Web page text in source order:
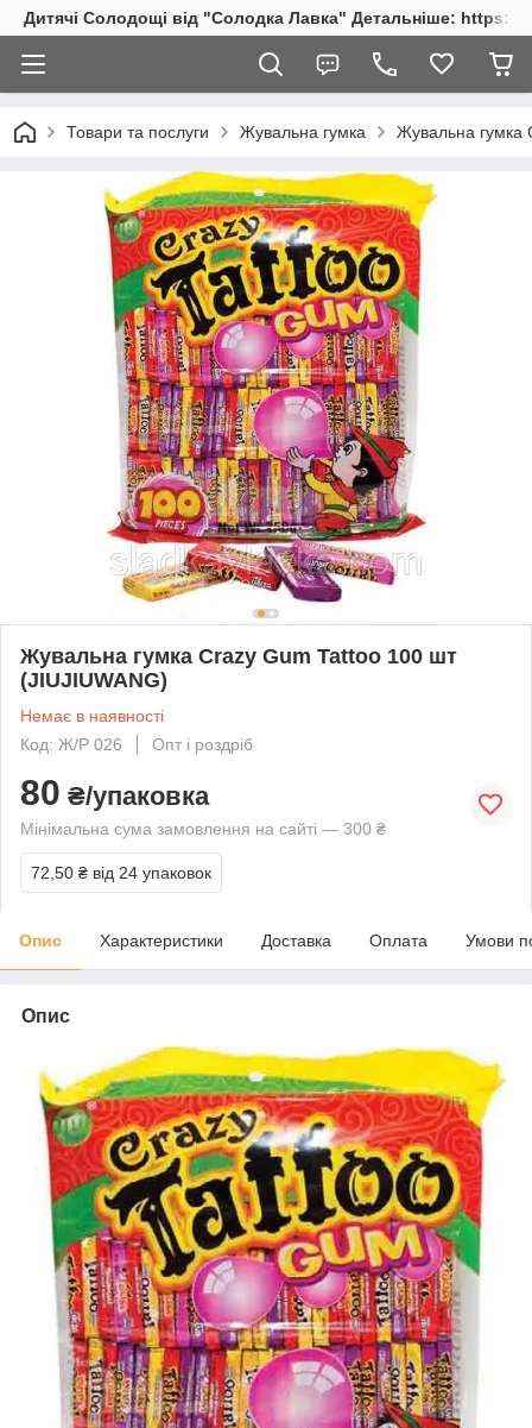
Дитячі Солодощі від "Солодка Лавка" Детальніше: https://
Товари та послуги Жувальна гумка Жувальна гумка
Жувальна гумка Crazy Gum Tattoo 100 шт
(JIUJIUWANG)
Немає в наявності
Код: Ж/Р 026
Опт і роздріб
80 ₴/упаковка
Мінімальна сума замовлення на сайті — 300 ₴
72,50 ₴ від 24 упаковок
Опис Характеристики Доставка Оплата Умови
Опис